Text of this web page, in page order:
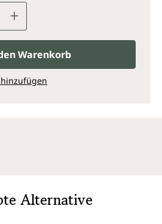
Anzahl: Gib den
Warenkorb
Alternative